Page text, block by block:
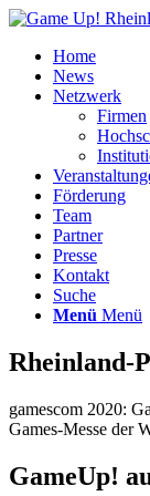
Home
News
Netzwerk
Firmen
Förderung
Team
Partner
Presse
Kontakt
Suche
Menü Menü
Rheinland-
gamescom 2020:
Games-Messe der
GameUp!